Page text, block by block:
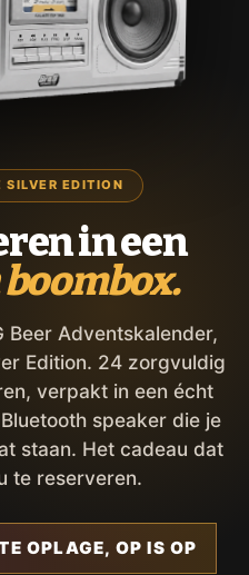
SILVER EDITION
in een
Beer Adventskalender,
Edition. 24 zorgvuldig
verpakt in een écht
speaker die je
staan. Het cadeau dat
te reserveren.
OPLAGE, OP IS OP